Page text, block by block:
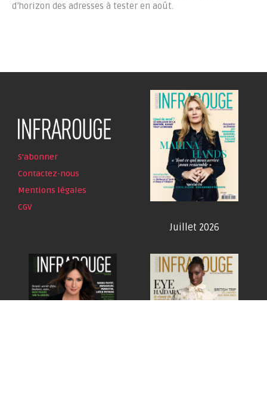
d’horizon des adresses à tester en août.
S'abonner
Contactez-nous
Mentions légales
CGV
Juillet 2026